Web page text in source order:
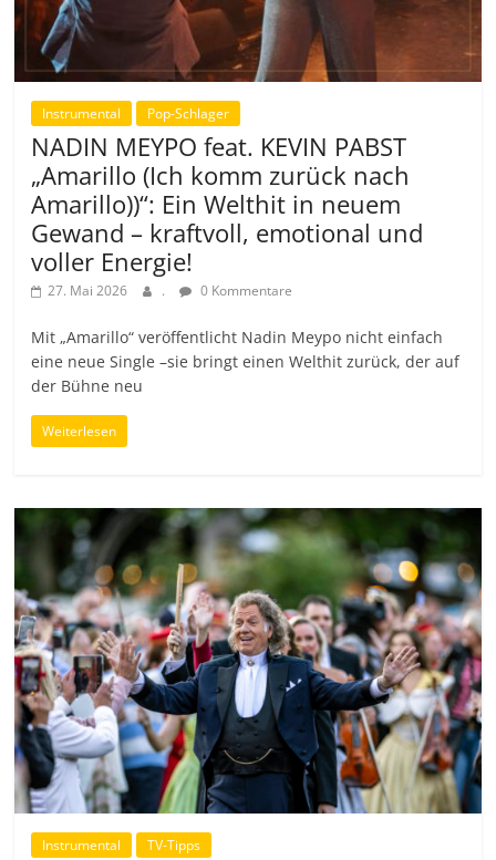
Instrumental Pop-Schlager
NADIN MEYPO feat. KEVIN PABST
„Amarillo (Ich komm zurück nach
Amarillo))“: Ein Welthit in neuem
Gewand – kraftvoll, emotional und
voller Energie!
27. Mai 2026 . 0 Kommentare
Mit „Amarillo“ veröffentlicht Nadin Meypo nicht einfach
eine neue Single –sie bringt einen Welthit zurück, der auf
der Bühne neu
Weiterlesen
Instrumental TV-Tipps